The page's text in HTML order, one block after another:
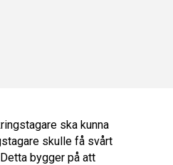
ska kunna
skulle få svårt
bygger på att